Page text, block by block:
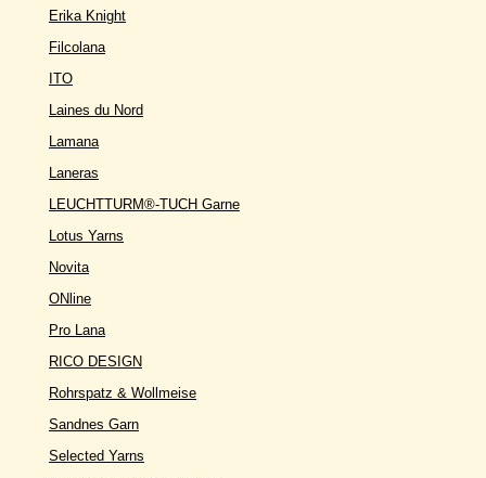
Erika Knight
Filcolana
ITO
Laines du Nord
Lamana
Laneras
LEUCHTTURM®-TUCH Garne
Lotus Yarns
Novita
ONline
Pro Lana
RICO DESIGN
Rohrspatz & Wollmeise
Sandnes Garn
Selected Yarns